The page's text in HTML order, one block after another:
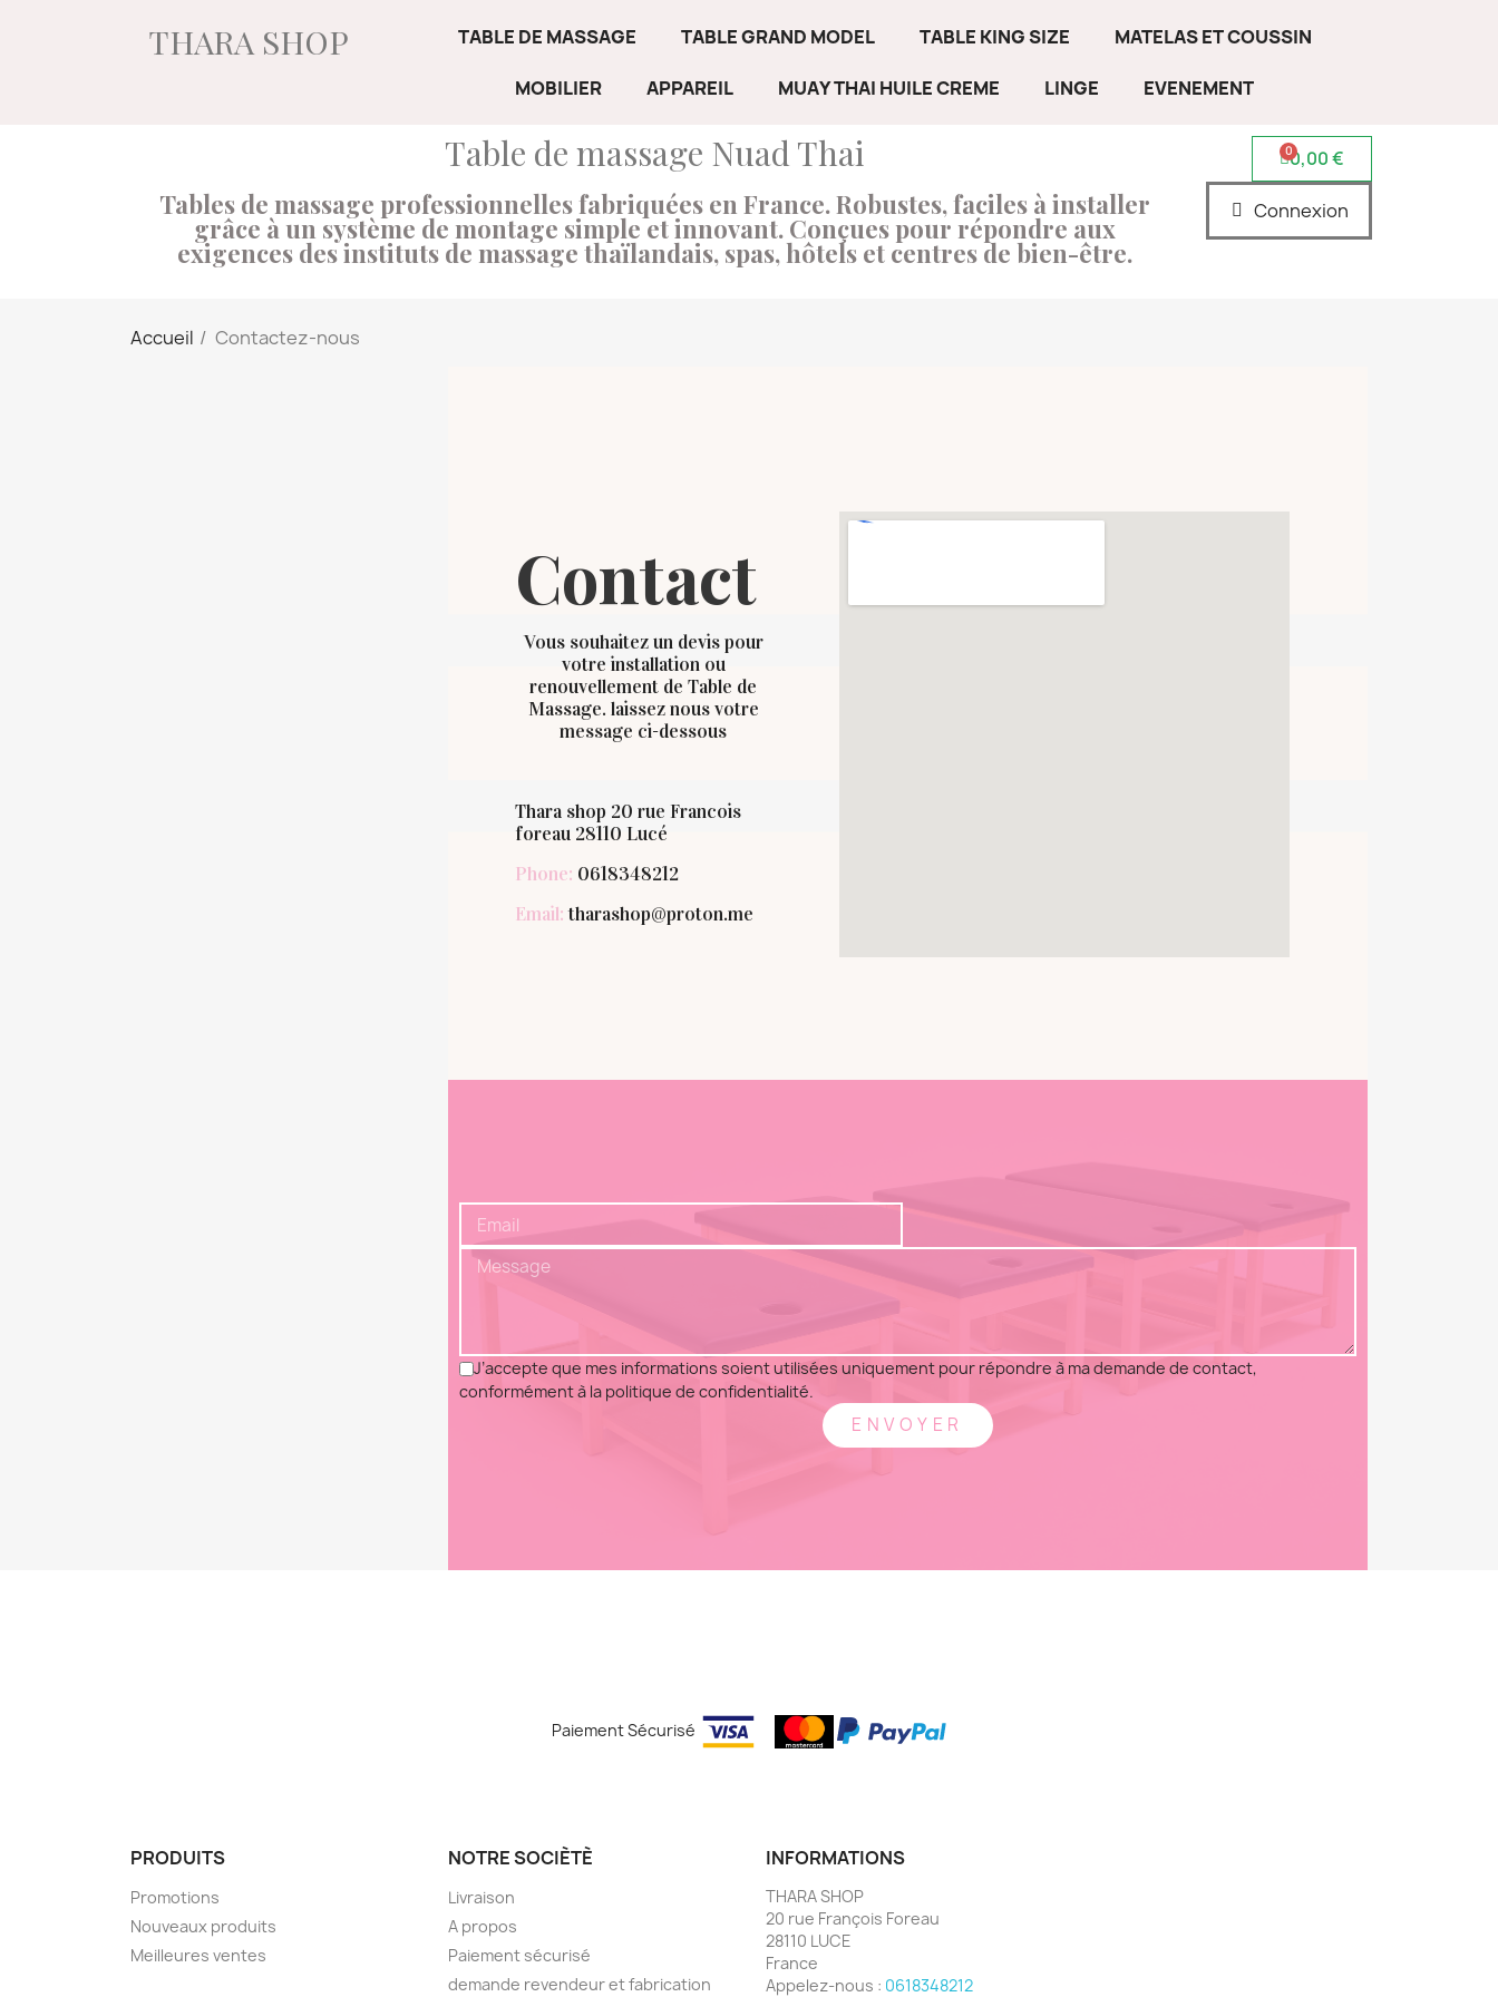
THARA SHOP TABLE DE MASSAGE TABLE GRAND MODEL TABLE KING SIZE MATELAS ET COUSSIN
MOBILIER APPAREIL MUAY THAI HUILE CREME LINGE EVENEMENT
Table de massage Nuad Thai
Tables de massage professionnelles fabriquées en France. Robustes, faciles à installer
grâce à un système de montage simple et innovant. Conçues pour répondre aux
exigences des instituts de massage thaïlandais, spas, hôtels et centres de bien-être.
0,00 €
Connexion
Accueil Contactez-nous
Contact
Vous souhaitez un devis pour
votre installation ou
renouvellement de Table de
Massage. laissez nous votre
message ci-dessous
Thara shop 20 rue Francois
foreau 28110 Lucé
Phone: 0618348212
Email:tharashop@proton.me
J’accepte que mes informations soient utilisées uniquement pour répondre à ma demande de contact,
conformément à la politique de confidentialité.
ENVOYER
Paiement Sécurisé
PRODUITS
Promotions
Nouveaux produits
Meilleures ventes
NOTRE SOCIÈTÈ
Livraison
A propos
Paiement sécurisé
demande revendeur et fabrication
INFORMATIONS
THARA SHOP
20 rue François Foreau
28110 LUCE
France
Appelez-nous : 0618348212